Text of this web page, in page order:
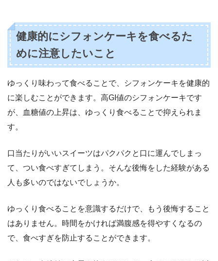
健康的にシフォンケーキを食べるた
めに注意したいこと
ゆっくり味わって食べることで、シフォンケーキを健康的
に楽しむことができます。高GI値のシフォンケーキです
が、血糖値の上昇は、ゆっくり食べることで抑えられま
す。
口当たりがいいスイーツはパクパクと口に運んでしまっ
て、つい食べすぎてしまう。そんな後悔をした経験がある
人も多いのではないでしょうか。
ゆっくり食べることを意識するだけで、もう後悔すること
はありません。時間をかければ満腹感を得やすくなるの
で、食べすぎを防止することができます。